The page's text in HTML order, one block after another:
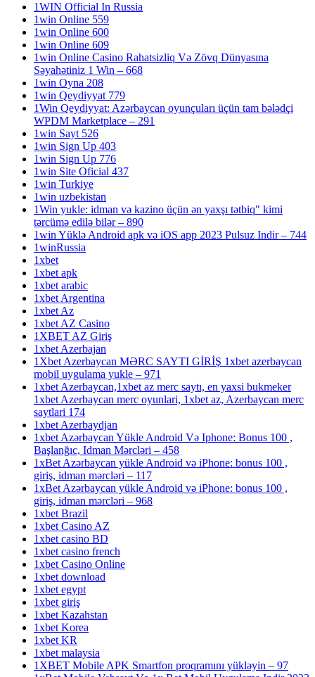
1WIN Official In Russia
1win Online 559
1win Online 600
1win Online 609
1win Online Casino Rahatsizliq Və Zövq Dünyasına
Səyahətiniz 1 Win – 668
1win Oyna 208
1win Qeydiyyat 779
1Win Qeydiyyat: Azərbaycan oyunçuları üçün tam bələdçi
WPDM Marketplace – 291
1win Sayt 526
1win Sign Up 403
1win Sign Up 776
1win Site Oficial 437
1win Turkiye
1win uzbekistan
1Win yukle: idman və kazino üçün ən yaxşı tətbiq" kimi
tərcümə edilə bilər – 890
1win Yüklə Android apk və iOS app 2023 Pulsuz Indir – 744
1winRussia
1xbet
1xbet apk
1xbet arabic
1xbet Argentina
1xbet Az
1xbet AZ Casino
1XBET AZ Giriş
1xbet Azerbajan
1Xbet Azerbaycan MƏRC SAYTI GİRİŞ 1xbet azerbaycan
mobil uygulama yukle – 971
1xbet Azerbaycan,1xbet az merc saytı, en yaxsi bukmeker
1xbet Azerbaycan merc oyunlari, 1xbet az, Azerbaycan merc
saytlari 174
1xbet Azerbaydjan
1xbet Azərbaycan Yükle Android Və Iphone: Bonus 100 ,
Başlanğıc, Idman Mərcləri – 458
1xBet Azərbaycan yükle Android və iPhone: bonus 100 ,
giriş, idman mərcləri – 117
1xBet Azərbaycan yükle Android və iPhone: bonus 100 ,
giriş, idman mərcləri – 968
1xbet Brazil
1xbet Casino AZ
1xbet casino BD
1xbet casino french
1xbet Casino Online
1xbet download
1xbet egypt
1xbet giriş
1xbet Kazahstan
1xbet Korea
1xbet KR
1xbet malaysia
1XBET Mobile APK Smartfon proqramını yükləyin – 97